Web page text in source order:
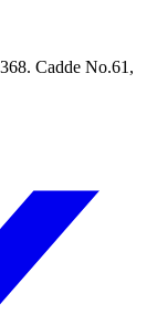
Cadde No.61,